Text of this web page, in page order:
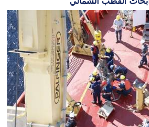
والاتجاهات في صناعة التجريف